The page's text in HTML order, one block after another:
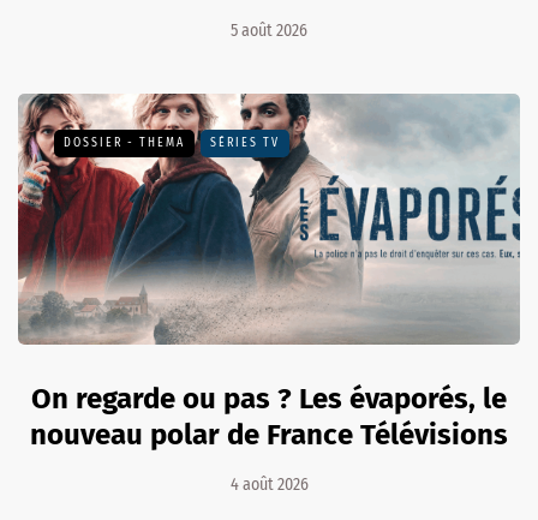
5 août 2026
DOSSIER - THEMA SÉRIES TV
On regarde ou pas ? Les évaporés, le
nouveau polar de France Télévisions
4 août 2026